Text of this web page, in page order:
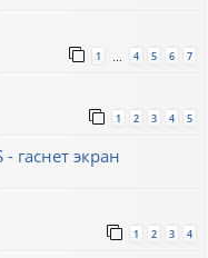
1 4 5 6 7
1 2 3 4 5
гаснет экран
1 2 3 4